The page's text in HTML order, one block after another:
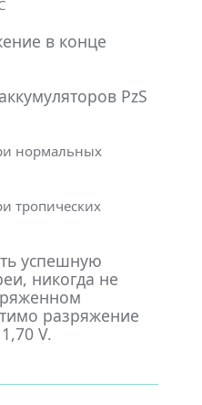
в конце
PzS
нормальных
тропических
успешную
никогда не
разряжение
V.